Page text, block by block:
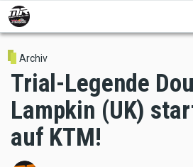
Skip
to
main
content
Archiv
Trial-Legende
Lampkin (UK)
auf KTM!